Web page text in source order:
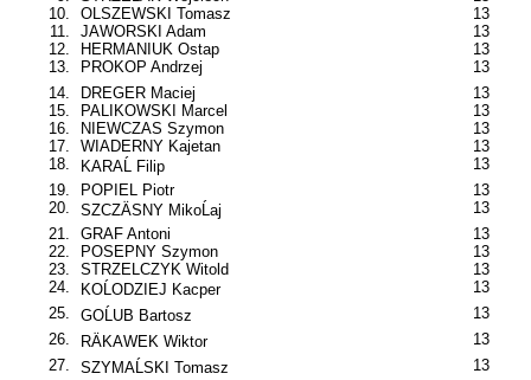
10.
OLSZEWSKI Tomasz 13
11.
JAWORSKI Adam 13
12.
HERMANIUK Ostap 13
13.
PROKOP Andrzej 13
14.
DREGER Maciej 13
15.
PALIKOWSKI Marcel 13
16.
NIEWCZAS Szymon 13
17.
WIADERNY Kajetan 13
18.
KARAĹ Filip 13
19.
POPIEL Piotr 13
20.
SZCZÄSNY MikoĹaj 13
21.
GRAF Antoni 13
22.
POSEPNY Szymon 13
23.
STRZELCZYK Witold 13
24.
KOĹODZIEJ Kacper 13
25.
GOĹUB Bartosz 13
26.
RÄKAWEK Wiktor 13
27.
SZYMAĹSKI Tomasz 13